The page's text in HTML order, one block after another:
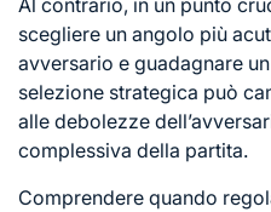
Al contrario, in un punto
scegliere un angolo più
avversario e guadagnare
selezione strategica può
alle debolezze
complessiva della partita.
Comprendere quando